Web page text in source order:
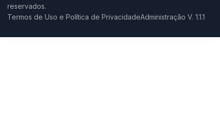
reservados.
Termos de Uso e Política de PrivacidadeAdministração V. 1.1.1